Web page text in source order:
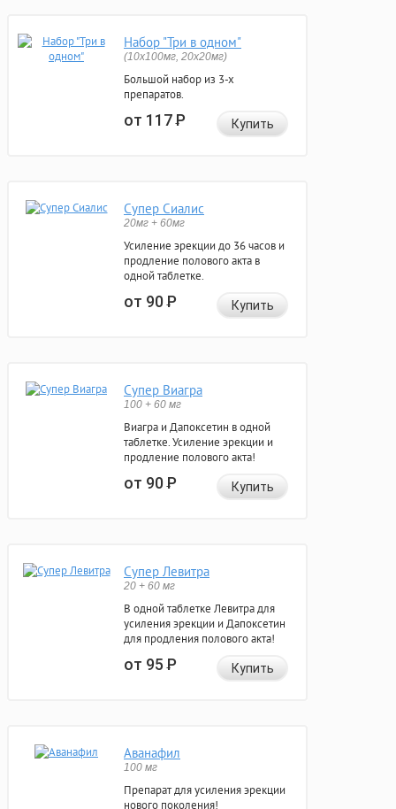
Набор "Три в одном"
(10x100мг, 20x20мг)
Большой набор из 3-х
препаратов.
от 117Р Купить
Супер Сиалис
20мг + 60мг
Усиление эрекции до 36 часов и
продление полового акта в
одной таблетке.
от 90Р Купить
Супер Виагра
100 + 60 мг
Виагра и Дапоксетин в одной
таблетке. Усиление эрекции и
продление полового акта!
от 90Р Купить
Супер Левитра
20 + 60 мг
В одной таблетке Левитра для
усиления эрекции и Дапоксетин
для продления полового акта!
от 95Р Купить
Аванафил
100 мг
Препарат для усиления эрекции
нового поколения!